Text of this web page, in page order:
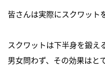
皆さんは実際にスクワット
スクワットは下半身を鍛え
男女問わず、その効果はと